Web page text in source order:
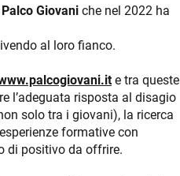
Palco Giovani che nel 2022 ha
al loro fianco.
e tra queste
l’adeguata risposta al disagio
solo tra i giovani), la ricerca
formative con
di positivo da offrire.